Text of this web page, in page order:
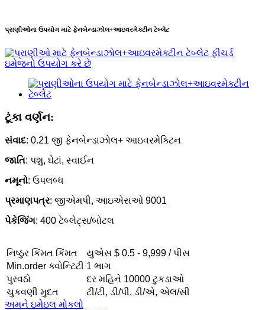
પ્રાણીઓના ઉપયોગ માટે ફેનબેન્ડાઝોલ+આઇવરમેક્ટીન ટેબ્લેટ
ટૂંકા વર્ણન:
સંવાદ: 0.21 જી ફેનબેન્ડાઝોલ+ આઇવરમેક્ટિન
જાતિ: પશુ, ઘેટાં, સ્વાઈન
નમૂનો: ઉપલબ્ધ
પ્રમાણપત્ર: જીએમપી, આઇએસઓ 9001
પેકેજિંગ: 400 ટેબ્લેટ્સ/બોટલ
નિષ્ઠુર કિંમત કિંમત
યુએસ $ 0.5 - 9,999 / પીસ
Min.order ક્વોન્ટિટી 1 ભાગ
પુરવઠો
દર મહિને 10000 ટુકડાઓ
ચુકવણી મુદત
ટી/ટી, ડી/પી, ડી/એ, એલ/સી
અમને ઇમેઇલ મોકલો